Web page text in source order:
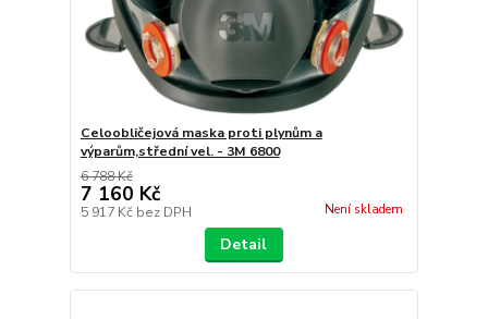
Celoobličejová maska proti plynům a
výparům,střední vel. - 3M 6800
6 788 Kč
7 160 Kč
5 917 Kč bez DPH Není skladem
Detail